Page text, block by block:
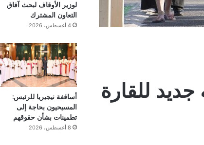
جديد للقارة
لوزير الأوقاف لبحث آفاق
التعاون المشترك
4 أغسطس، 2026
أساقفة نيجيريا للرئيس:
المسيحيون بحاجة إلى
تطمينات بشأن حقوقهم
8 أغسطس، 2026